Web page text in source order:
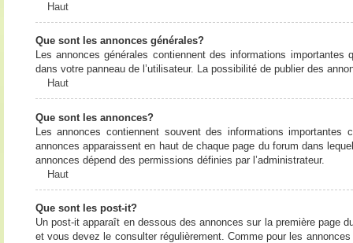
Haut
Que sont les annonces générales?
Les annonces générales contiennent des informations
dans votre panneau de l’utilisateur. La possibilité de publier des
Haut
Que sont les annonces?
Les annonces contiennent souvent des informations
annonces apparaissent en haut de chaque page du forum dans
annonces dépend des permissions définies par l’administrateur.
Haut
Que sont les post-it?
Un post-it apparaît en dessous des annonces sur la première page
et vous devez le consulter régulièrement. Comme pour les